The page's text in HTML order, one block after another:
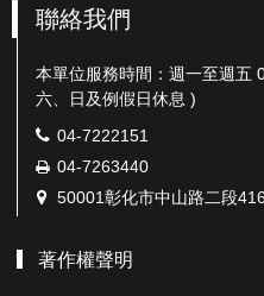
聯絡我們
本單位服務時間：週一至週五
六、日及例假日休息 )
電
話：
04-7222151
傳
真：
04-7263440
地
50001彰化市中山路二段
著作權聲明